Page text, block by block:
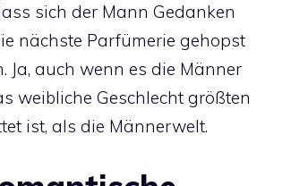
sich der Mann Gedanken
nächste Parfümerie gehopst
Ja, auch wenn es die Männer
weibliche Geschlecht größten
ist, als die Männerwelt.